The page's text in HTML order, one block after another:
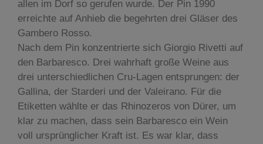
allen im Dorf so gerufen wurde. Der Pin 1990
erreichte auf Anhieb die begehrten drei Gläser des
Gambero Rosso.
Nach dem Pin konzentrierte sich Giorgio Rivetti auf
den Barbaresco. Drei wahrhaft große Weine aus
drei unterschiedlichen Cru-Lagen entsprungen: der
Gallina, der Starderi und der Valeirano. Für die
Etiketten wählte er das Rhinozeros von Dürer, um
klar zu machen, dass sein Barbaresco ein Wein
voll ursprünglicher Kraft ist. Es war klar, dass